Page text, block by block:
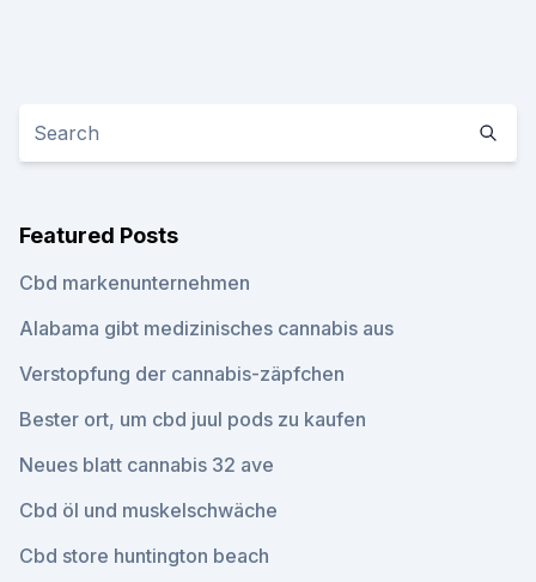
Featured Posts
Cbd markenunternehmen
Alabama gibt medizinisches cannabis aus
Verstopfung der cannabis-zäpfchen
Bester ort, um cbd juul pods zu kaufen
Neues blatt cannabis 32 ave
Cbd öl und muskelschwäche
Cbd store huntington beach